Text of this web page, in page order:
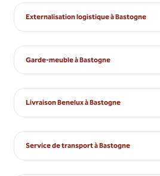
Externalisation logistique à Bastogne
Garde-meuble à Bastogne
Livraison Benelux à Bastogne
Service de transport à Bastogne